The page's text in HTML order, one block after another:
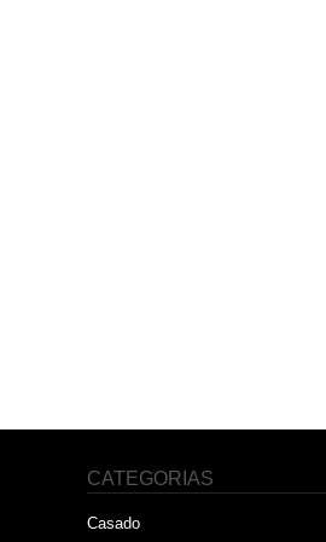
CATEGORIAS
Casado